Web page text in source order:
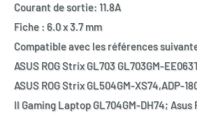
Courant de sortie: 11.8A
Fiche : 6.0 x 3.7 mm
Compatible avec les références
ASUS ROG Strix GL703 GL703GM-
ASUS ROG Strix GL504GM-XS74,ADP-
II Gaming Laptop GL704GM-DH74; Asus